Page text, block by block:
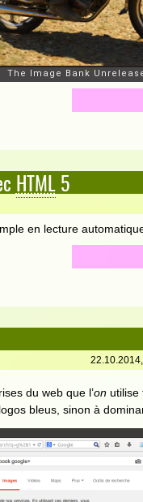
HTML5
en lecture
du web que l’onutilise
bleus, sinon à